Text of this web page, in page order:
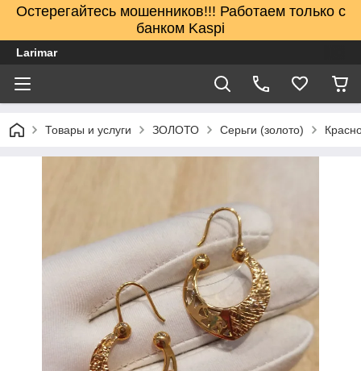
Остерегайтесь мошенников!!! Работаем только с
банком Kaspi
Larimar
Товары и услуги ЗОЛОТО Серьги (золото)